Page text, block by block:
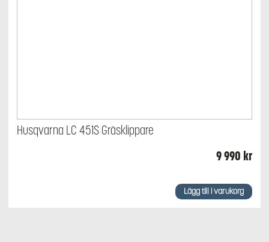
Husqvarna LC 451S Gräsklippare
9 990 kr
Lägg till i varukorg